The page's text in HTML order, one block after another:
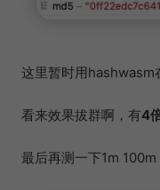
这里暂时用
看来效果拔群啊，有4
最后再测一下1m